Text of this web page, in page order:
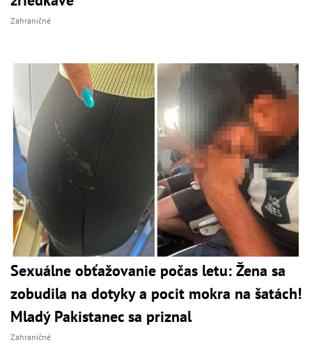
Zahraničné
Sexuálne obťažovanie počas letu: Žena sa
zobudila na dotyky a pocit mokra na šatách!
Mladý Pakistanec sa priznal
Zahraničné